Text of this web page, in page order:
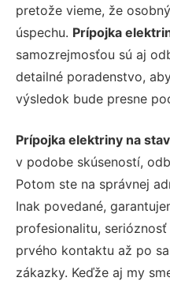
pretože vieme, že
úspechu. Prípojka
samozrejmosťou sú aj
detailné poradenstvo,
výsledok bude presne
Prípojka elektriny na
v podobe skúseností,
Potom ste na správnej
Inak povedané,
profesionalitu,
prvého kontaktu až po
zákazky. Keďže aj my